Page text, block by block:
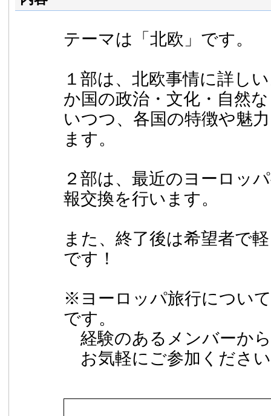
テーマは「北欧」です。
１部は、北欧事情に詳し
か国の政治・文化・自然
いつつ、各国の特徴や魅
ます。
２部は、最近のヨーロッ
報交換を行います。
また、終了後は希望者で
です！
※ヨーロッパ旅行につい
です。
経験のあるメンバーか
お気軽にご参加くださ